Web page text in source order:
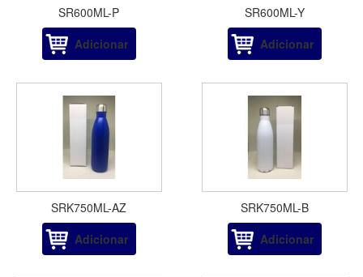
SR600ML-P
Adicionar
SR600ML-Y
Adicionar
SRK750ML-AZ
Adicionar
SRK750ML-B
Adicionar